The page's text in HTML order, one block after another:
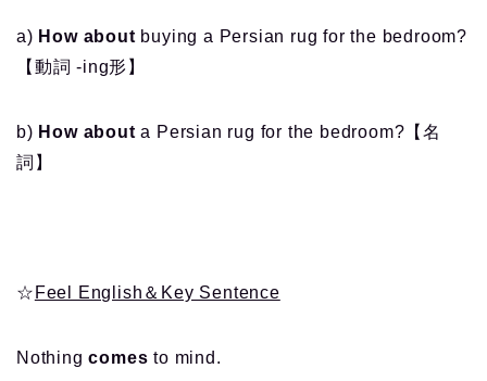
a) How about buying a Persian rug for the bedroom?
【動詞 -ing形】
b) How abouta Persian rug for the bedroom?【名
詞】
☆ Feel English＆Key Sentence
Nothingcomesto mind.